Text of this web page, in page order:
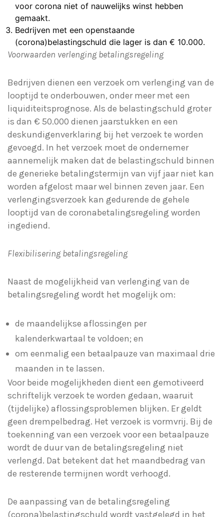
voor corona niet of nauwelijks winst hebben
gemaakt.
Bedrijven met een openstaande
(corona)belastingschuld die lager is dan € 10.000.
Voorwaarden verlenging betalingsregeling
Bedrijven dienen een verzoek om verlenging van de
looptijd te onderbouwen, onder meer met een
liquiditeitsprognose. Als de belastingschuld groter
is dan € 50.000 dienen jaarstukken en een
deskundigenverklaring bij het verzoek te worden
gevoegd. In het verzoek moet de ondernemer
aannemelijk maken dat de belastingschuld binnen
de generieke betalingstermijn van vijf jaar niet kan
worden afgelost maar wel binnen zeven jaar. Een
verlengingsverzoek kan gedurende de gehele
looptijd van de coronabetalingsregeling worden
ingediend.
Flexibilisering betalingsregeling
Naast de mogelijkheid van verlenging van de
betalingsregeling wordt het mogelijk om:
de maandelijkse aflossingen per
kalenderkwartaal te voldoen; en
om eenmalig een betaalpauze van maximaal drie
maanden in te lassen.
Voor beide mogelijkheden dient een gemotiveerd
schriftelijk verzoek te worden gedaan, waaruit
(tijdelijke) aflossingsproblemen blijken. Er geldt
geen drempelbedrag. Het verzoek is vormvrij. Bij de
toekenning van een verzoek voor een betaalpauze
wordt de duur van de betalingsregeling niet
verlengd. Dat betekent dat het maandbedrag van
de resterende termijnen wordt verhoogd.
De aanpassing van de betalingsregeling
(corona)belastingschuld wordt vastgelegd in het